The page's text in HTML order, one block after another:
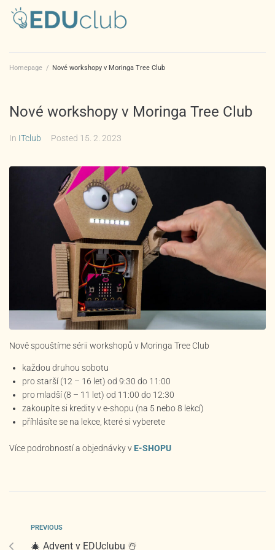
Homepage / Nové workshopy v Moringa Tree Club
Nové workshopy v Moringa Tree Club
In ITclub Posted 15. 2. 2023
Nově spouštíme sérii workshopů v Moringa Tree Club
každou druhou sobotu
pro starší (12 – 16 let) od 9:30 do 11:00
pro mladší (8 – 11 let) od 11:00 do 12:30
zakoupíte si kredity v e-shopu (na 5 nebo 8 lekcí)
příhlásíte se na lekce, které si vyberete
Více podrobností a objednávky v E-SHOPU
PREVIOUS
🎄 Advent v EDUclubu ☃️